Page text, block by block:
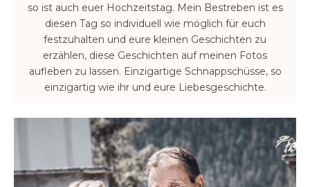
so ist auch euer Hochzeitstag. Mein Bestreben ist es
diesen Tag so individuell wie möglich für euch
festzuhalten und eure kleinen Geschichten zu
erzählen, diese Geschichten auf meinen Fotos
aufleben zu lassen. Einzigartige Schnappschüsse, so
einzigartig wie ihr und eure Liebesgeschichte.